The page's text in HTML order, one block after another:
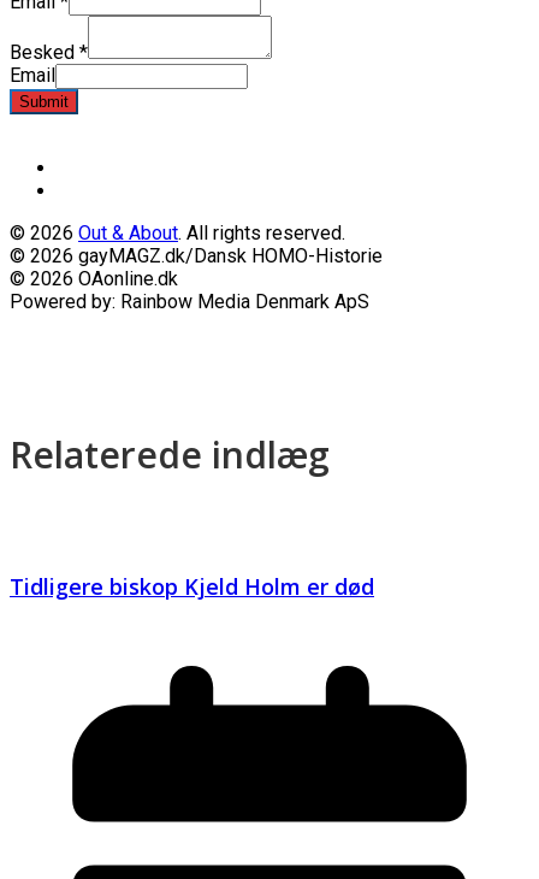
Besked *
Email
Submit
© 2026 Out & About. All rights reserved.
© 2026 gayMAGZ.dk/Dansk HOMO-Historie
© 2026 OAonline.dk
Powered by: Rainbow Media Denmark ApS
Relaterede indlæg
Tidligere biskop Kjeld Holm er død